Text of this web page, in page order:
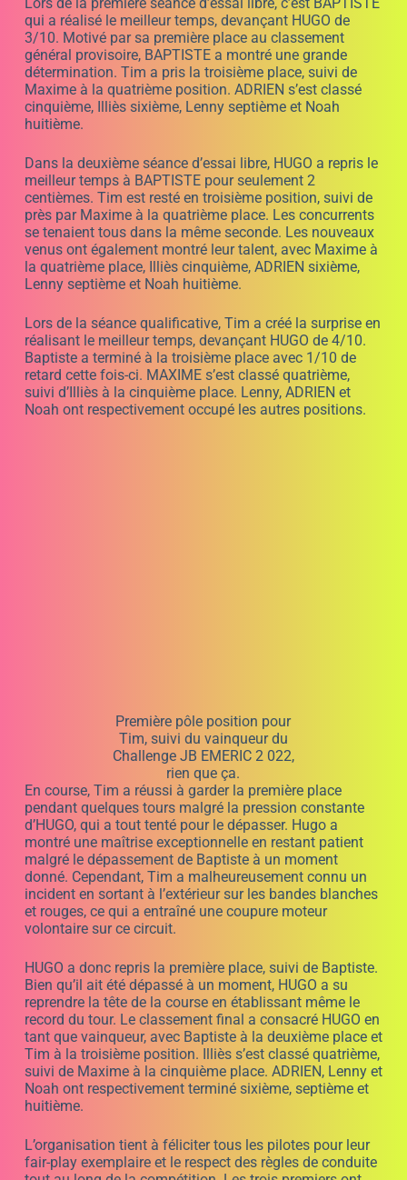
qui a réalisé le meilleur temps, devançant HUGO de
3/10. Motivé par sa première place au classement
général provisoire, BAPTISTE a montré une grande
détermination. Tim a pris la troisième place, suivi de
Maxime à la quatrième position. ADRIEN s’est classé
cinquième, Illiès sixième, Lenny septième et Noah
huitième.
Dans la deuxième séance d’essai libre, HUGO a repris le
meilleur temps à BAPTISTE pour seulement 2
centièmes. Tim est resté en troisième position, suivi de
près par Maxime à la quatrième place. Les concurrents
se tenaient tous dans la même seconde. Les nouveaux
venus ont également montré leur talent, avec Maxime à
la quatrième place, Illiès cinquième, ADRIEN sixième,
Lenny septième et Noah huitième.
Lors de la séance qualificative, Tim a créé la surprise en
réalisant le meilleur temps, devançant HUGO de 4/10.
Baptiste a terminé à la troisième place avec 1/10 de
retard cette fois-ci. MAXIME s’est classé quatrième,
suivi d’Illiès à la cinquième place. Lenny, ADRIEN et
Noah ont respectivement occupé les autres positions.
HUGO a donc repris la première place, suivi de Baptiste.
Bien qu’il ait été dépassé à un moment, HUGO a su
reprendre la tête de la course en établissant même le
record du tour. Le classement final a consacré HUGO en
tant que vainqueur, avec Baptiste à la deuxième place et
Tim à la troisième position. Illiès s’est classé quatrième,
suivi de Maxime à la cinquième place. ADRIEN, Lenny et
Noah ont respectivement terminé sixième, septième et
huitième.
L’organisation tient à féliciter tous les pilotes pour leur
tout au long de la compétition. Les trois premiers ont
été particulièrement impressionnants, bénéficiant de
leur connaissance approfondie de la piste. Cependant,
les autres pilotes n’ont pas démérité, car ils ont fait
preuve de professionnalisme.
Rendez-vous le 12 juillet pour un nouveau direct sur
TikTok, lors de la course sur le circuit de Trets à 9h. D’ici
là nous proposons des stages de pilotage sur divers
l’accompagner dans sa progression. Nous en profitons
pour solliciter des entreprises qui voudraient investir sur
un jeune prometteur. –